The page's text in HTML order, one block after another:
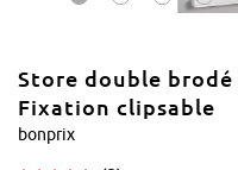
Store double brodé
Fixation clipsable
bonprix